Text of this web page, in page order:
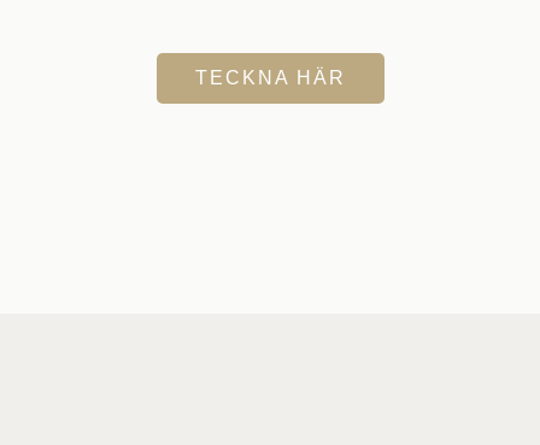
TECKNA HÄR